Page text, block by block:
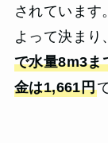
されています
よって決まり、
で水量8m3ま
金は1,661円